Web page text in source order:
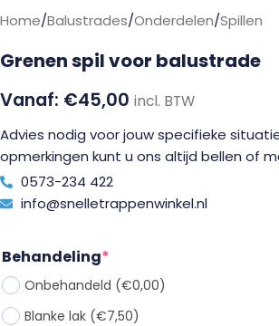
Home/Balustrades/Onderdelen/Spillen
Grenen spil voor balustrade
€45,00 incl. BTW
Advies nodig voor jouw specifieke
opmerkingen kunt u ons altijd bellen of
0573-234 422
info@snelletrappenwinkel.nl
Behandeling*
Onbehandeld (€0,00)
Blanke lak (€7,50)